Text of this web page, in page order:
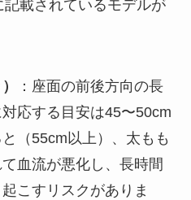
載されているモデルが
：座面の前後方向の長
応する目安は45〜50cm
（55cm以上）、太もも
血流が悪化し、長時間
こすリスクがありま